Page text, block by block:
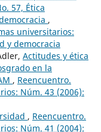
57, Ética
,
universitarios:
y democracia
Actitudes y ética
en la
, Reencuentro.
Núm. 43 (2006):
, Reencuentro.
Núm. 41 (2004):